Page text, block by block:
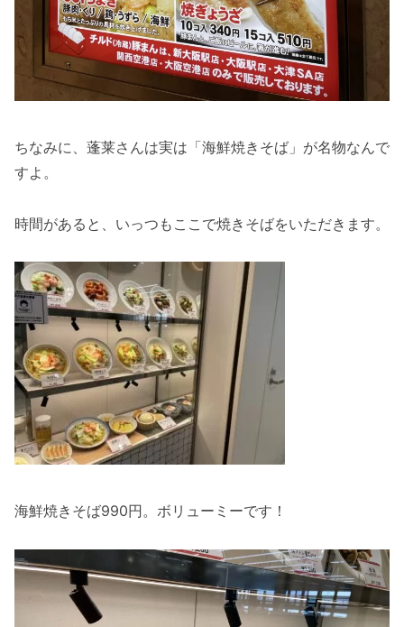
ちなみに、蓬莱さんは実は「海鮮焼きそば」が名物なんで
すよ。
時間があると、いっつもここで焼きそばをいただきます。
海鮮焼きそば990円。ボリューミーです！